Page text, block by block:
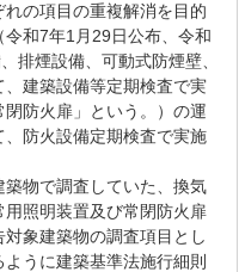
の項目の重複解消を目的
和7年1月29日公布、令和
排煙設備、可動式防煙壁、
建築設備等定期検査で実
防火扉」という。）の運
防火設備定期検査で実施
物で調査していた、換気
照明装置及び常閉防火扉
象建築物の調査項目とし
うに建築基準法施行細則